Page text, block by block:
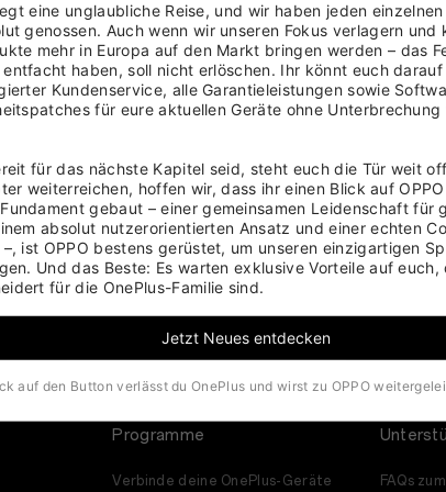
Culture Oneplus
better known as the
beast of a phone and
I couldn’t find anything
phone that might stop this
Bullets
adrnjgr
I use it all the time -
to pay for my energy
chat to someone, or
View More
Programme
Verbinde deine OnePlus-Geräte FAQs
eine unglaubliche Reise, und wir haben jeden
genossen. Auch wenn wir unseren Fokus verlagern und
mehr in Europa auf den Markt bringen werden – das
entfacht haben, soll nicht erlöschen. Ihr könnt euch
Kundenservice, alle Garantieleistungen sowie
für eure aktuellen Geräte ohne
für das nächste Kapitel seid, steht euch die Tür weit
weiterreichen, hoffen wir, dass ihr einen Blick auf
gebaut – einer gemeinsamen Leidenschaft für
absolut nutzerorientierten Ansatz und einer echten
ist OPPO bestens gerüstet, um unseren einzigartigen
Und das Beste: Es warten exklusive Vorteile auf euch,
für die OnePlus-Familie sind.
Jetzt Neues entdecken
auf den Button verlässt du OnePlus und wirst zu OPPO